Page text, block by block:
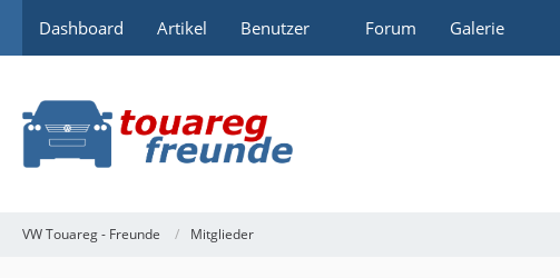
Dashboard Artikel Benutzer Forum Galerie
VW Touareg - Freunde Mitglieder